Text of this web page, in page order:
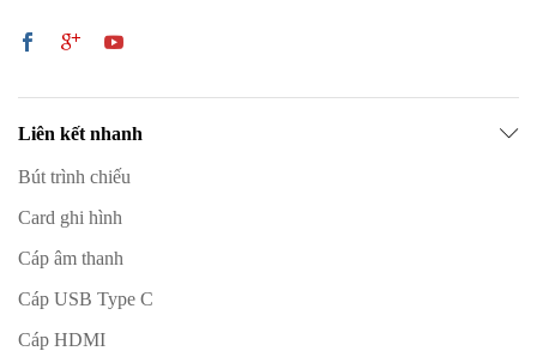
Liên kết nhanh
Bút trình chiếu
Card ghi hình
Cáp âm thanh
Cáp USB Type C
Cáp HDMI